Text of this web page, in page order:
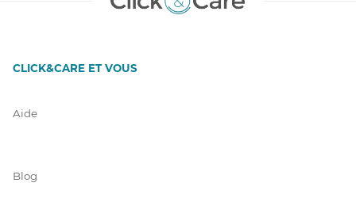
CLICK&CARE ET VOUS
Aide
Blog